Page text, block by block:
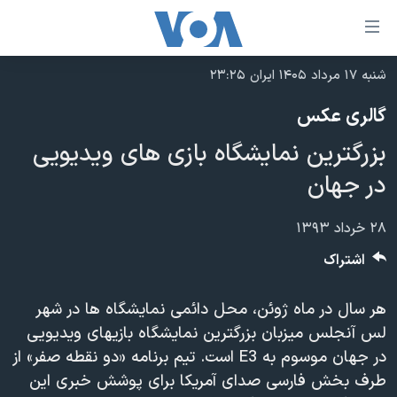
لینکهای
قابل
دسترسی
جهش
محتوای
اصلی
جهش
به
صفحه
به
جستجو
نسخه سبک وب‌سایت
موضوع ها
ایران
آمریکا
جهان
گزیده‌ها
ویژه برنامه‌ها
ویدیوها
برنامه های تلویزیونی
جدول برنامه ها
صفحه‌های ویژه
عملیات خشم حماسی
۲۵۰سالگی آمریکا
بایگانی برنامه‌های تلویزیونی
پخش رادیویی
یادگیری زبان انگلیسی
شنبه ۱۷ مرداد ۱۴۰۵ ایران ۲۳:۲۵
گالری عکس
بزرگترین نمایشگاه بازی های ویدیویی
در جهان
۲۸ خرداد ۱۳۹۳
هر سال در ماه ژوئن، محل دائمی نمایشگاه ها در شهر
لس آنجلس میزبان بزرگترین نمایشگاه بازیهای ویدیویی
در جهان موسوم به E3 است. تیم برنامه «دو نقطه صفر» از
طرف بخش فارسی صدای آمریکا برای پوشش خبری این
اشتراک